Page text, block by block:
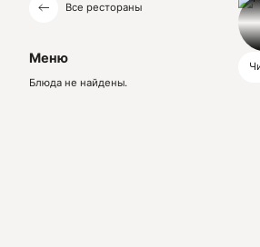
Все рестораны
Меню
Блюда не найдены.